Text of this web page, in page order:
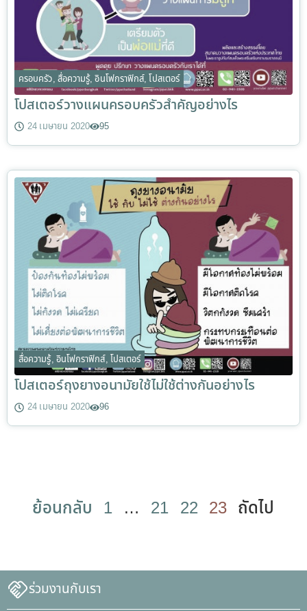
ครอบครัว, สื่อความรู้,อินโฟกราฟิกส์,โปสเตอร์
โปสเตอร์วางแผนครอบครัวสำคัญอย่างไร
24 เมษายน 2020 95
สื่อความรู้, อินโฟกราฟิกส์, โปสเตอร์
โปสเตอร์ถุงยางอนามัยใช้ไม่ใช้ต่างกันอย่างไร
24 เมษายน 2020 96
ย้อนกลับ 1 … 21 22 23 ถัดไป
ร่วมงานกับเรา